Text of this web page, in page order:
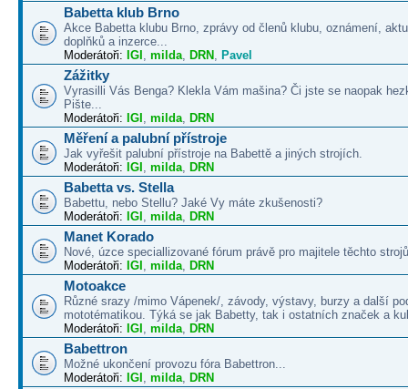
Babetta klub Brno
Akce Babetta klubu Brno, zprávy od členů klubu, oznámení,
doplňků a inzerce...
Moderátoři: IGI , milda, DRN , Pavel
Zážitky
Vyrasilli Vás Benga? Klekla Vám mašina? Či jste se naopak
Pište...
Moderátoři: IGI , milda, DRN
Měření a palubní přístroje
Jak vyřešit palubní přístroje na Babettě a jiných strojích.
Moderátoři: IGI , milda, DRN
Babetta vs. Stella
Babettu, nebo Stellu? Jaké Vy máte zkušenosti?
Moderátoři: IGI , milda, DRN
Manet Korado
Nové, úzce speciallizované fórum právě pro majitele těchto
Moderátoři: IGI , milda, DRN
Motoakce
Různé srazy /mimo Vápenek/, závody, výstavy, burzy a další
mototématikou. Týká se jak Babetty, tak i ostatních značek a
Moderátoři: IGI , milda, DRN
Babettron
Možné ukončení provozu fóra Babettron...
Moderátoři: IGI , milda, DRN